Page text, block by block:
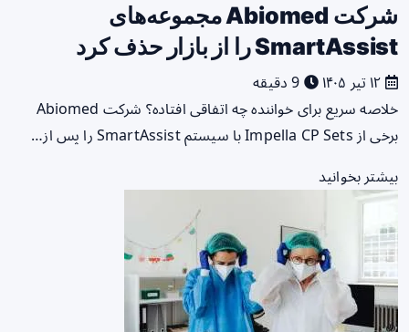
شرکت Abiomed مجموعه‌های
SmartAssist را از بازار حذف کرد
خلاصه سریع برای خواننده چه اتفاقی افتاده؟ شرکت Abiomed
برخی از Impella CP Sets با سیستم SmartAssist را پس از…
بیشتر بخوانید